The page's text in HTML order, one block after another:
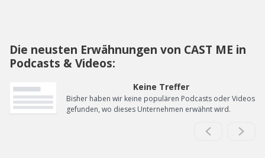
Die neusten Erwähnungen von CAST ME in
Podcasts & Videos:
Keine Treffer
Bisher haben wir keine populären Podcasts oder Videos
gefunden, wo dieses Unternehmen erwähnt wird.